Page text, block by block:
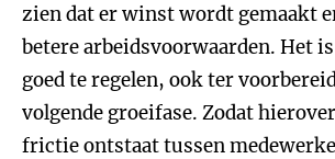
zien dat er winst wordt gemaakt
betere arbeidsvoorwaarden. Het
goed te regelen, ook ter
volgende groeifase. Zodat
frictie ontstaat tussen